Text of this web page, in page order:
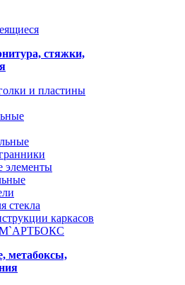
стяжки,
и пластины
элементы
стекла
каркасов
метабоксы,